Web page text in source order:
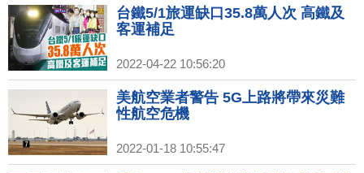
台鐵5/1旅運缺口35.8萬人次 高鐵及
客運補足
2022-04-22 10:56:20
美航空業者警告 5G上路將帶來災難
性航空危機
2022-01-18 10:55:47